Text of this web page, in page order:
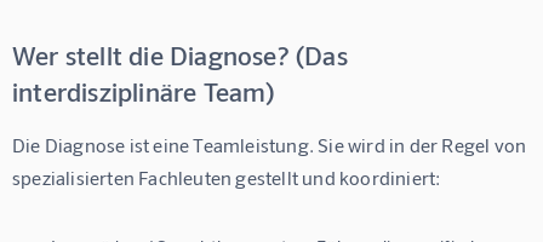
Wer stellt die Diagnose? (Das
interdisziplinäre Team)
Die Diagnose ist eine Teamleistung. Sie wird in der Regel von
spezialisierten Fachleuten gestellt und koordiniert: